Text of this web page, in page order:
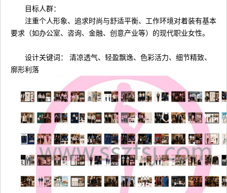
目标人群：
注重个人形象、追求时尚与舒适平衡、工作环境对着装有基本
要求（如办公室、咨询、金融、创意产业等）的现代职业女性。
设计关键词： 清凉透气、轻盈飘逸、色彩活力、细节精致、
廓形利落